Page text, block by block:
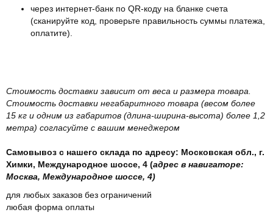
через интернет-банк по QR-коду на бланке счета
(сканируйте код, проверьте правильность суммы платежа,
оплатите).
Стоимость доставки зависит от веса и размера товара.
Стоимость доставки негабаритного товара (весом более
15 кг и одним из габаритов (длина-ширина-высота) более 1,2
метра) согласуйте с вашим менеджером
Самовывоз с нашего склада по адресу: Московская обл., г.
Химки, Международное шоссе, 4 (адрес в навигаторе:
Москва, Международное шоссе, 4)
для любых заказов без ограничений
любая форма оплаты